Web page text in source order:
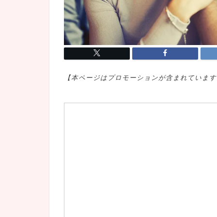
【本ページはプロモ ーションが含まれていま